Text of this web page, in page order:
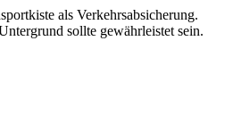
als Verkehrsabsicherung.
sollte gewährleistet sein.